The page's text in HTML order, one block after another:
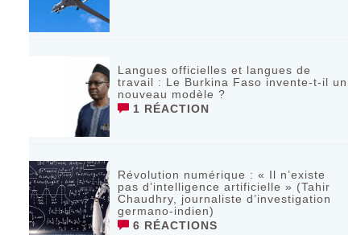
Langues officielles et langues de
travail : Le Burkina Faso invente-t-il un
nouveau modèle ?
1 RÉACTION
Révolution numérique : « Il n’existe
pas d’intelligence artificielle » (Tahir
Chaudhry, journaliste d’investigation
germano-indien)
6 RÉACTIONS